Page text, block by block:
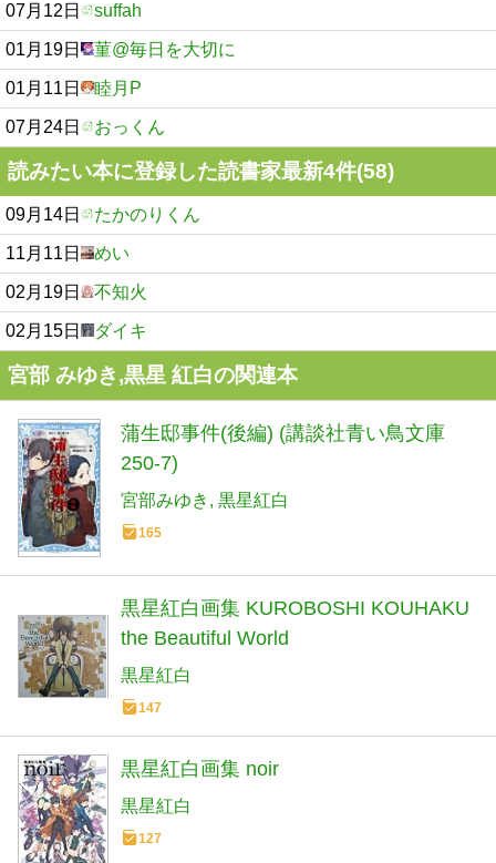
07月12日 suffah
01月19日 菫@毎日を大切に
01月11日 睦月P
07月24日 おっくん
読みたい本に登録した読書家最新4件(58)
09月14日 たかのりくん
11月11日 めい
02月19日 不知火
02月15日 ダイキ
宮部 みゆき,黒星 紅白の関連本
蒲生邸事件(後編) (講談社青い鳥文庫
250-7)
宮部みゆき 黒星紅白
165
黒星紅白画集 KUROBOSHI KOUHAKU
the Beautiful World
黒星紅白
147
黒星紅白画集 noir
黒星紅白
127